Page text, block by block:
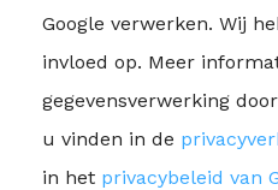
Google verwerken. Wij
invloed op. Meer
gegevensverwerking
u vinden in de
in het privacybeleid van